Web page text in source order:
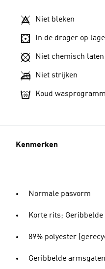
Niet bleken
In de droger op
Niet chemisch
Niet strijken
Koud
Kenmerken
Normale pasvorm
Korte rits; Geribbelde
89% polyester
Geribbelde armsgaten